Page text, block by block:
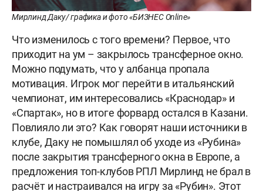
Мирлинд Даку/ графика и фото «БИЗНЕС Online»
Что изменилось с того времени? Первое, что
приходит на ум – закрылось трансферное окно.
Можно подумать, что у албанца пропала
мотивация. Игрок мог перейти в итальянский
чемпионат, им интересовались «Краснодар» и
«Спартак», но в итоге форвард остался в Казани.
Повлияло ли это? Как говорят наши источники в
клубе, Даку не помышлял об уходе из «Рубина»
после закрытия трансферного окна в Европе, а
предложения топ-клубов РПЛ Мирлинд не брал в
расчёт и настраивался на игру за «Рубин». Этот